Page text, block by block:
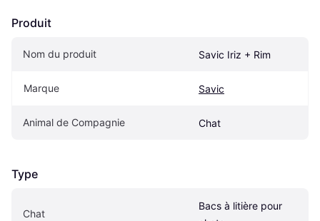
Produit
Nom du produit Savic Iriz + Rim
Marque Savic
Animal de Compagnie Chat
Type
Chat
Bacs à litière pour